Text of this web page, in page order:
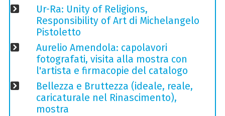
Ur-Ra: Unity of Religions,
Responsibility of Art di Michelangelo
Pistoletto
Aurelio Amendola: capolavori
fotografati, visita alla mostra con
l'artista e firmacopie del catalogo
Bellezza e Bruttezza (ideale, reale,
caricaturale nel Rinascimento),
mostra